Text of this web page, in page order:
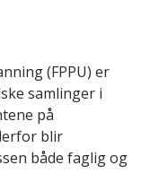
(FPPU) er
samlinger i
på
blir
både faglig og